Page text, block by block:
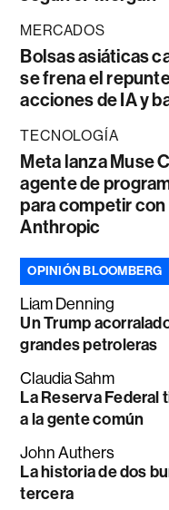
MERCADOS
Bolsas asiáticas
se frena el
acciones de IA y
TECNOLOGÍA
Meta lanza Muse
agente de
para competir con
Anthropic
OPINIÓN BLOOMBERG
Liam Denning
Un Trump
grandes petroleras
Claudia Sahm
La Reserva Federal
a la gente común
John Authers
La historia de dos
tercera